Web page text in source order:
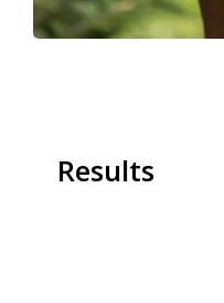
Results